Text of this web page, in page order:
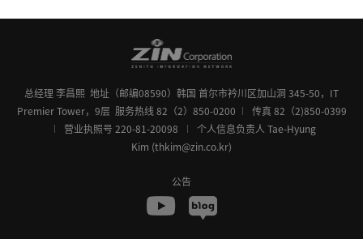
总经理 李昌熙 地址（邮编08590）韩国 首尔市衿川区加山洞 345-50，IT
Premier Tower，9层 服务热线 82（2）850-0200
传真 82（2)850-0399
营业执照号 220-81-20098
个人信息负责人 Tae-Hyung
Kim (thkim@zin.co.kr)
公告